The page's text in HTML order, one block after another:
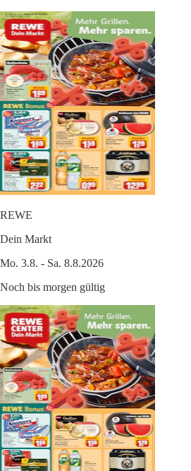
REWE
Dein Markt
Mo. 3.8. - Sa. 8.8.2026
Noch bis morgen gültig